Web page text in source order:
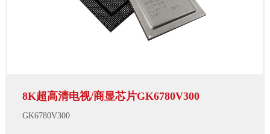
8K超高清电视/商显芯片GK6780V300
GK6780V300